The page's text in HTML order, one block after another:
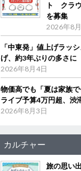
ト クラ
を募集
2026年8
「中東発」値上げラッ
げ、約3年ぶりの多さに
2026年8月4日
物価高でも「夏は家族
ライブ予算4万円超、渋
2026年8月3日
カルチャー
旅の思い